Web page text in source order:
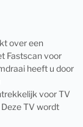
over een
Fastscan voor
heeft u door
voor TV
TV wordt